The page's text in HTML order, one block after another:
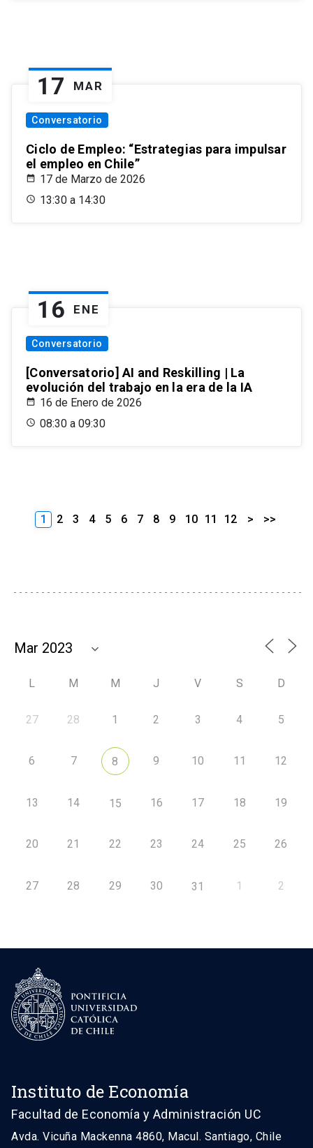
17 MAR
Conversatorio
Ciclo de Empleo: “Estrategias para impulsar
el empleo en Chile”
17 de Marzo de 2026
13:30 a 14:30
16 ENE
Conversatorio
[Conversatorio] AI and Reskilling | La
evolución del trabajo en la era de la IA
16 de Enero de 2026
08:30 a 09:30
1 2 3 4 5 6 7 8 9 10 11 12 > >>
L M M J V S D
27 28 1 2 3 4 5
6 7 8 9 10 11 12
13 14 15 16 17 18 19
20 21 22 23 24 25 26
27 28 29 30 31 1 2
Instituto de Economía
Facultad de Economía y Administración UC
Avda. Vicuña Mackenna 4860, Macul. Santiago, Chile